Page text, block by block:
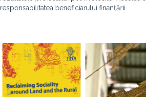
responsabilitatea beneficiarului finanțării.